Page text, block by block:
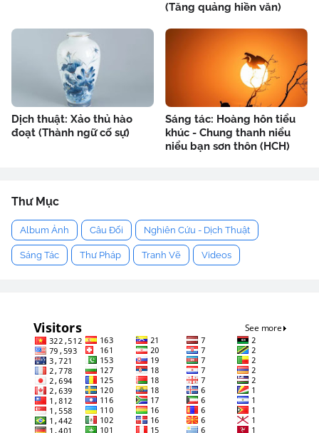
(Tăng quảng hiền văn)
Dịch thuật: Xảo thủ hào
đoạt (Thành ngữ cố sự)
Sáng tác: Hoàng hôn tiểu
khúc - Chung thanh niểu
niểu bạn sơn thôn (HCH)
Thư Mục
Album Ảnh Câu Đối Nghiên Cứu - Dịch Thuật
Sáng Tác Thư Pháp Tranh Vẽ Videos